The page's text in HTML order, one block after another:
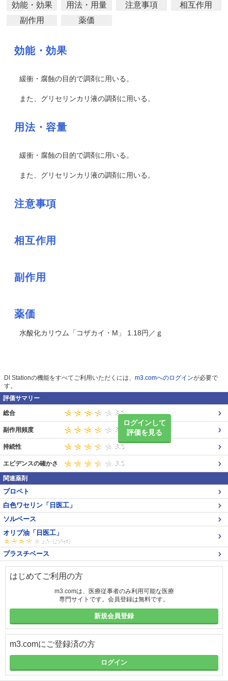
効能・効果 用法・用量 注意事項
相互作用
副作用
薬価
効能・効果
緩衝・腐蝕の目的で調剤に用いる。
また、グリセリンカリ液の調剤に用いる。
用法・容量
緩衝・腐蝕の目的で調剤に用いる。
また、グリセリンカリ液の調剤に用いる。
注意事項
相互作用
副作用
薬価
水酸化カリウム「コザカイ・M」 1.18円／ｇ
DI Stationの機能をすべてご利用いただくには、 m3.comへのログインが必要で
す。
評価サマリー
ログインして
評価を見る
総合
副作用頻度
持続性
エビデンスの確かさ
関連薬剤
プロペト
白色ワセリン「日医工」
ソルベース
オリブ油「日医工」
プラスチベース
はじめてご利用の方
m3.comは、医療従事者のみ利用可能な医療
専門サイトです。会員登録は無料です。
新規会員登録
m3.comにご登録済の方
ログイン